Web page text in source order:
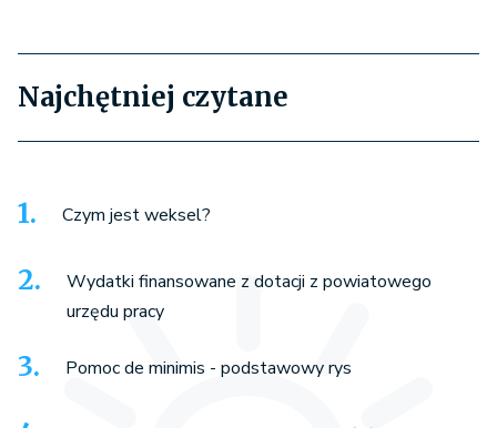
Najchętniej czytane
Czym jest weksel?
Wydatki finansowane z dotacji z powiatowego
urzędu pracy
Pomoc de minimis - podstawowy rys